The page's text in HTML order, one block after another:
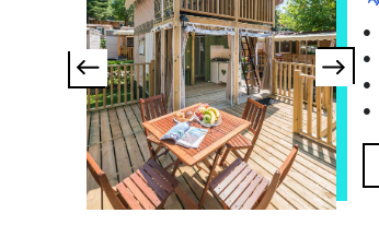
•
•
•
•